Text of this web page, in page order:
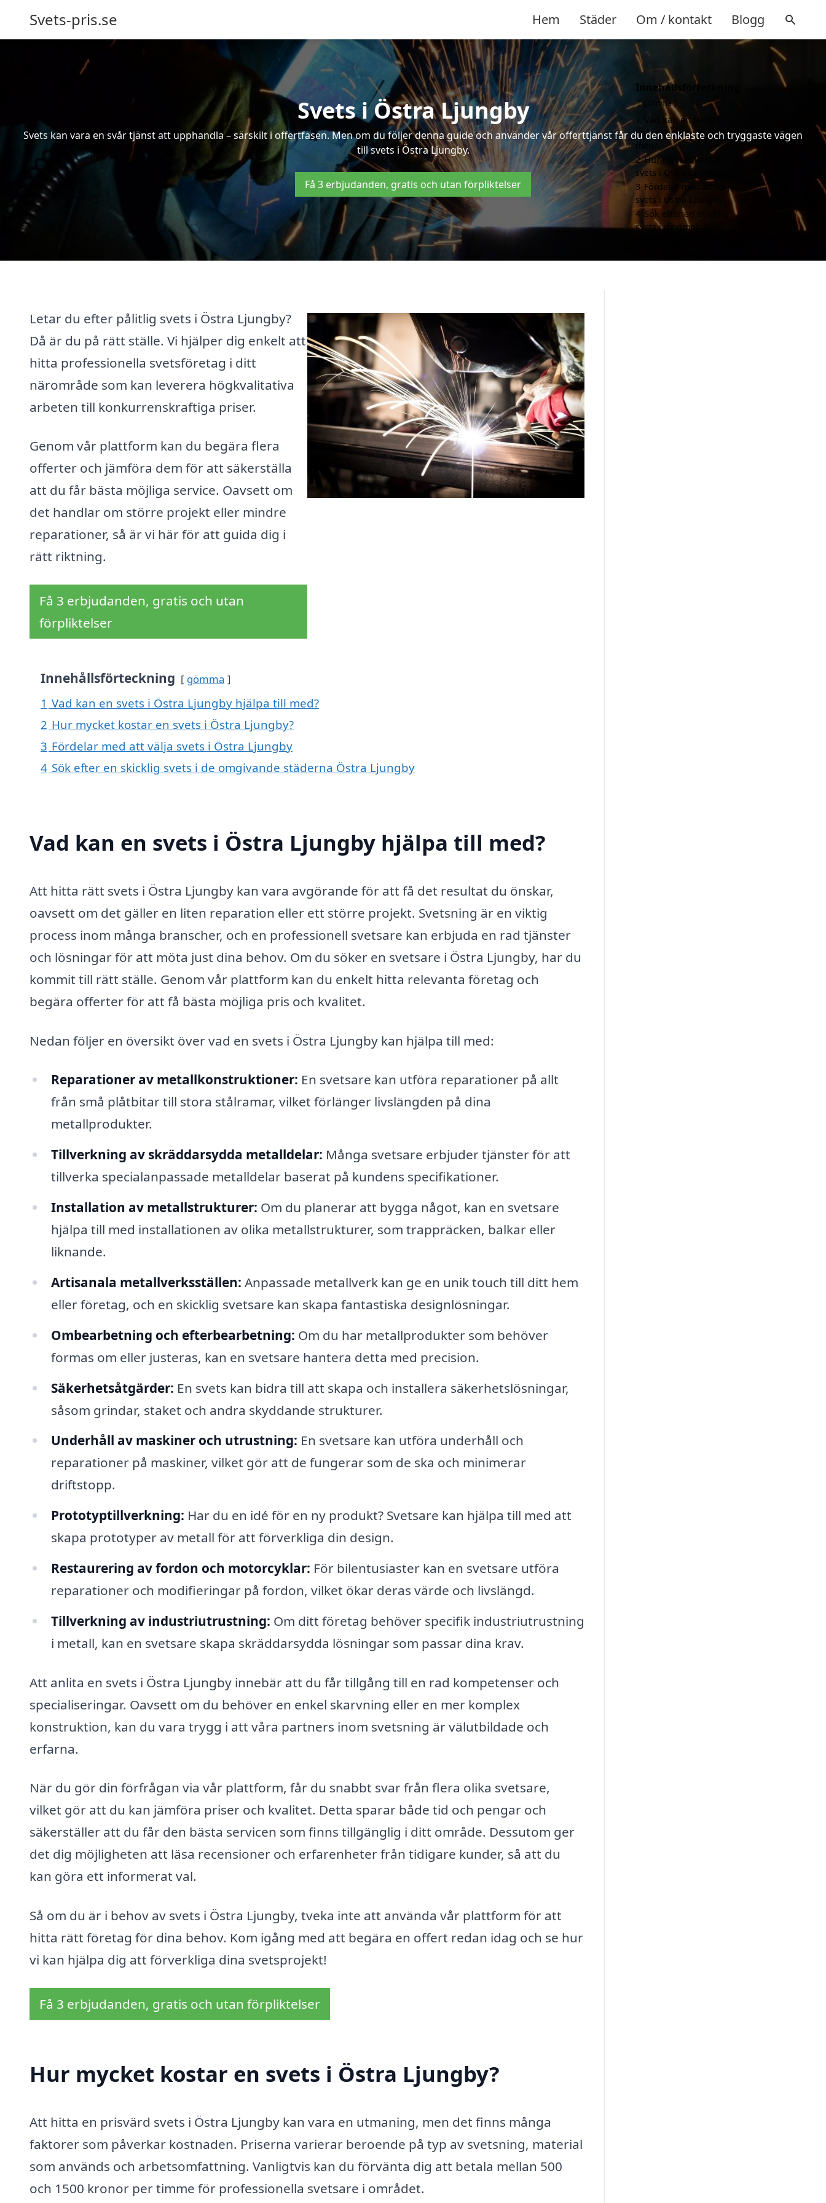
Svets-pris.se Hem Städer Om / kontakt Blogg
Svets i Östra Ljungby
Svets kan vara en svår tjänst att upphandla – särskilt i offertfasen. Men om du följer denna guide och använder vår offerttjänst får du den enklaste och tryggaste vägen
till svets i Östra Ljungby.
Få 3 erbjudanden, gratis och utan förpliktelser
Letar du efter pålitlig svets i Östra Ljungby?
Då är du på rätt ställe. Vi hjälper dig enkelt att
hitta professionella svetsföretag i ditt
närområde som kan leverera högkvalitativa
arbeten till konkurrenskraftiga priser.
Genom vår plattform kan du begära flera
offerter och jämföra dem för att säkerställa
att du får bästa möjliga service. Oavsett om
det handlar om större projekt eller mindre
reparationer, så är vi här för att guida dig i
rätt riktning.
Få 3 erbjudanden, gratis och utan
förpliktelser
Innehållsförteckning gömma
1 Vad kan en svets i Östra Ljungby hjälpa till med?
2 Hur mycket kostar en svets i Östra Ljungby?
3 Fördelar med att välja svets i Östra Ljungby
4 Sök efter en skicklig svets i de omgivande städerna Östra Ljungby
Vad kan en svets i Östra Ljungby hjälpa till med?
Att hitta rätt svets i Östra Ljungby kan vara avgörande för att få det resultat du önskar,
oavsett om det gäller en liten reparation eller ett större projekt. Svetsning är en viktig
process inom många branscher, och en professionell svetsare kan erbjuda en rad tjänster
och lösningar för att möta just dina behov. Om du söker en svetsare i Östra Ljungby, har du
kommit till rätt ställe. Genom vår plattform kan du enkelt hitta relevanta företag och
begära offerter för att få bästa möjliga pris och kvalitet.
Nedan följer en översikt över vad en svets i Östra Ljungby kan hjälpa till med:
Reparationer av metallkonstruktioner: En svetsare kan utföra reparationer på allt
från små plåtbitar till stora stålramar, vilket förlänger livslängden på dina
metallprodukter.
Tillverkning av skräddarsydda metalldelar: Många svetsare erbjuder tjänster för att
tillverka specialanpassade metalldelar baserat på kundens specifikationer.
Installation av metallstrukturer: Om du planerar att bygga något, kan en svetsare
hjälpa till med installationen av olika metallstrukturer, som trappräcken, balkar eller
liknande.
Artisanala metallverksställen: Anpassade metallverk kan ge en unik touch till ditt hem
eller företag, och en skicklig svetsare kan skapa fantastiska designlösningar.
Ombearbetning och efterbearbetning: Om du har metallprodukter som behöver
formas om eller justeras, kan en svetsare hantera detta med precision.
Säkerhetsåtgärder: En svets kan bidra till att skapa och installera säkerhetslösningar,
såsom grindar, staket och andra skyddande strukturer.
Underhåll av maskiner och utrustning: En svetsare kan utföra underhåll och
reparationer på maskiner, vilket gör att de fungerar som de ska och minimerar
driftstopp.
Prototyptillverkning: Har du en idé för en ny produkt? Svetsare kan hjälpa till med att
skapa prototyper av metall för att förverkliga din design.
Restaurering av fordon och motorcyklar: För bilentusiaster kan en svetsare utföra
reparationer och modifieringar på fordon, vilket ökar deras värde och livslängd.
Tillverkning av industriutrustning: Om ditt företag behöver specifik industriutrustning
i metall, kan en svetsare skapa skräddarsydda lösningar som passar dina krav.
Att anlita en svets i Östra Ljungby innebär att du får tillgång till en rad kompetenser och
specialiseringar. Oavsett om du behöver en enkel skarvning eller en mer komplex
konstruktion, kan du vara trygg i att våra partners inom svetsning är välutbildade och
erfarna.
När du gör din förfrågan via vår plattform, får du snabbt svar från flera olika svetsare,
vilket gör att du kan jämföra priser och kvalitet. Detta sparar både tid och pengar och
säkerställer att du får den bästa servicen som finns tillgänglig i ditt område. Dessutom ger
det dig möjligheten att läsa recensioner och erfarenheter från tidigare kunder, så att du
kan göra ett informerat val.
Så om du är i behov av svets i Östra Ljungby, tveka inte att använda vår plattform för att
hitta rätt företag för dina behov. Kom igång med att begära en offert redan idag och se hur
vi kan hjälpa dig att förverkliga dina svetsprojekt!
Få 3 erbjudanden, gratis och utan förpliktelser
Hur mycket kostar en svets i Östra Ljungby?
Att hitta en prisvärd svets i Östra Ljungby kan vara en utmaning, men det finns många
faktorer som påverkar kostnaden. Priserna varierar beroende på typ av svetsning, material
som används och arbetsomfattning. Vanligtvis kan du förvänta dig att betala mellan 500
och 1500 kronor per timme för professionella svetsare i området.
Innehållsförteckning
gömma
Vad kan en svets i
Östra Ljungby hjälpa till
2 Hur mycket kostar en
svets i Östra Ljungby?
3 Fördelar med att välja
svets i Östra Ljungby
4 Sök efter en skicklig
svets i de omgivande